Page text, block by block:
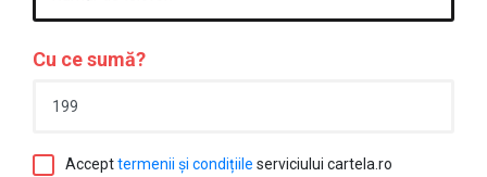
Cu ce sumă?
Accepttermenii și condițiile serviciului cartela.ro